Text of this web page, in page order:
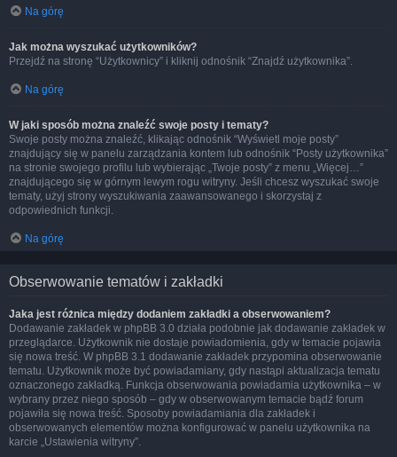
Na górę
Jak można wyszukać użytkowników?
Przejdź na stronę “Użytkownicy” i kliknij odnośnik “Znajdź użytkownika”.
Na górę
W jaki sposób można znaleźć swoje posty i tematy?
Swoje posty można znaleźć, klikając odnośnik “Wyświetl moje posty”
znajdujący się w panelu zarządzania kontem lub odnośnik “Posty użytkownika”
na stronie swojego profilu lub wybierając „Twoje posty” z menu „Więcej…”
znajdującego się w górnym lewym rogu witryny. Jeśli chcesz wyszukać swoje
tematy, użyj strony wyszukiwania zaawansowanego i skorzystaj z
odpowiednich funkcji.
Na górę
Obserwowanie tematów i zakładki
Jaka jest różnica między dodaniem zakładki a obserwowaniem?
Dodawanie zakładek w phpBB 3.0 działa podobnie jak dodawanie zakładek w
przeglądarce. Użytkownik nie dostaje powiadomienia, gdy w temacie pojawia
się nowa treść. W phpBB 3.1 dodawanie zakładek przypomina obserwowanie
tematu. Użytkownik może być powiadamiany, gdy nastąpi aktualizacja tematu
oznaczonego zakładką. Funkcja obserwowania powiadamia użytkownika – w
wybrany przez niego sposób – gdy w obserwowanym temacie bądź forum
pojawiła się nowa treść. Sposoby powiadamiania dla zakładek i
obserwowanych elementów można konfigurować w panelu użytkownika na
karcie „Ustawienia witryny”.